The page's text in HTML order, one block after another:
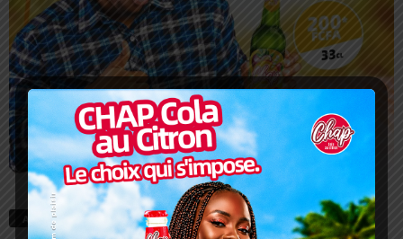
Articles récents